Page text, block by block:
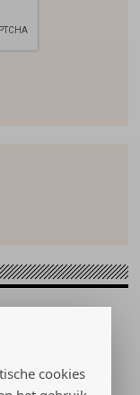
cookies